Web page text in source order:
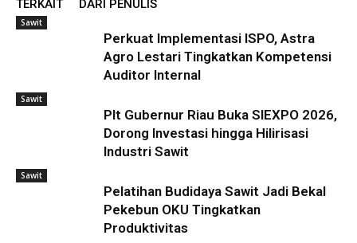
TERKAIT DARI PENULIS
Sawit
Perkuat Implementasi ISPO, Astra
Agro Lestari Tingkatkan Kompetensi
Auditor Internal
Sawit
Plt Gubernur Riau Buka SIEXPO 2026,
Dorong Investasi hingga Hilirisasi
Industri Sawit
Sawit
Pelatihan Budidaya Sawit Jadi Bekal
Pekebun OKU Tingkatkan
Produktivitas